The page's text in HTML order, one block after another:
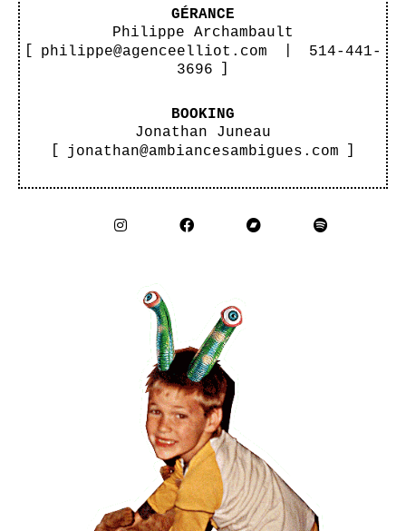
GÉRANCE
Philippe Archambault
philippe@agenceelliot.com
514-441-
3696
BOOKING
Jonathan Juneau
jonathan@ambiancesambigues.com